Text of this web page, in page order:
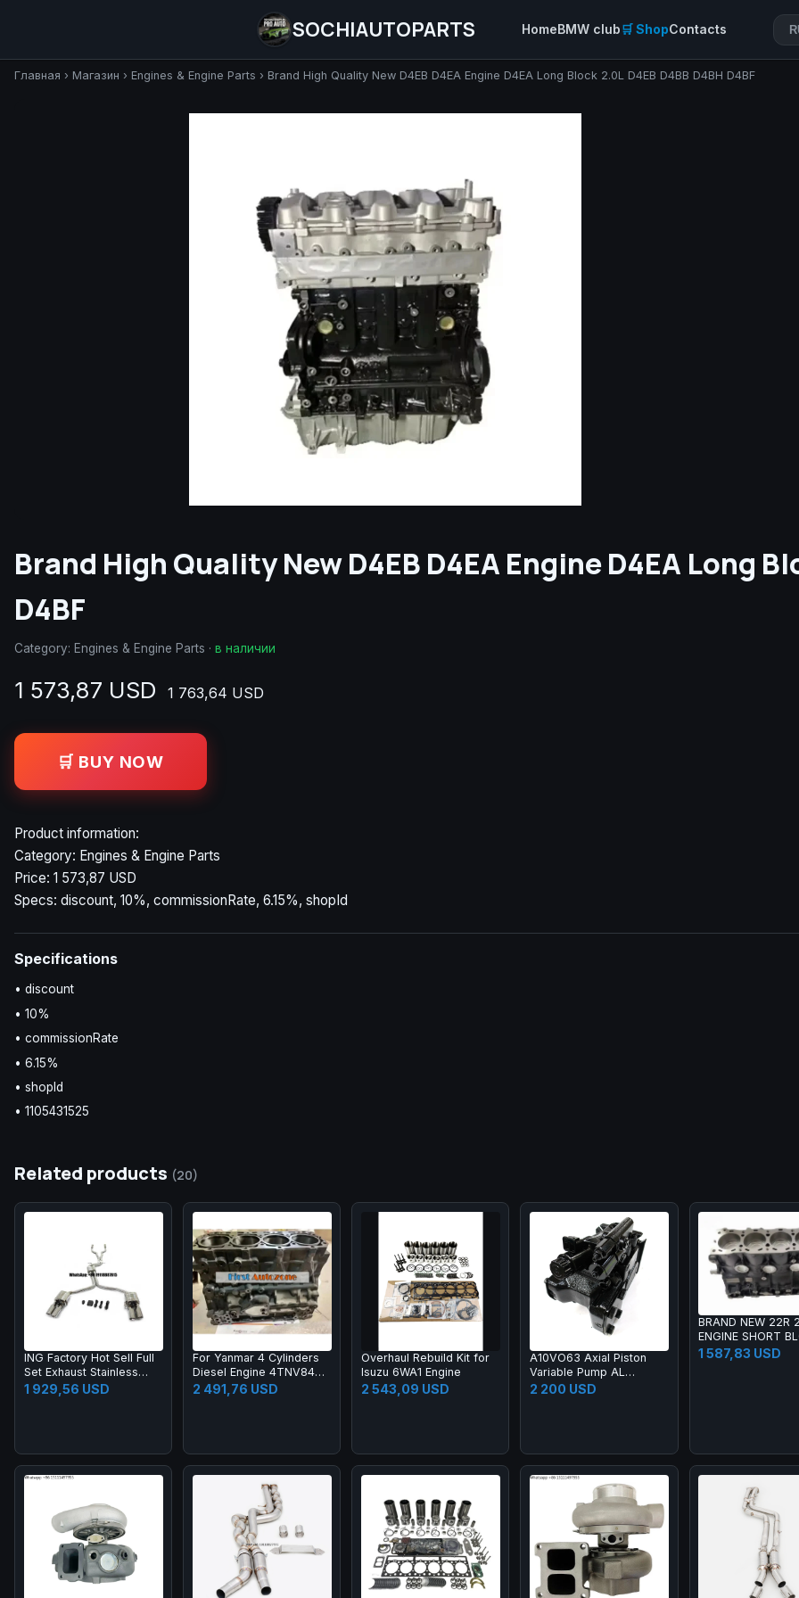
SOCHIAUTOPARTS HomeBMW club🛒 ShopContacts
Главная › Магазин › Engines & Engine Parts › Brand High Quality New D4EB D4EA Engine D4EA Long Block 2.0L D4EB D4BB D4BH D4BF
Brand High Quality New D4EB D4EA Engine D4EA Long
D4BF
Category: Engines & Engine Parts · в наличии
1 573,87 USD 1 763,64 USD
🛒 BUY NOW
Product information:
Category: Engines & Engine Parts
Price: 1 573,87 USD
Specs: discount, 10%, commissionRate, 6.15%, shopId
Specifications
• discount
• 10%
• commissionRate
• 6.15%
• shopId
• 1105431525
Related products (20)
ING Factory Hot Sell Full
Set Exhaust Stainless
Steel Catback and
Resonant Pipe Front
1 929,56 USD
For Yanmar 4 Cylinders
Diesel Engine 4TNV84
engine block
2 491,76 USD
Overhaul Rebuild Kit for
Isuzu 6WA1 Engine
2 543,09 USD
A10VO63 Axial Piston
Variable Pump AL
A10VO63EK1F1/52L-
2 200 USD
BRAND NEW 22R
ENGINE SHORT
2.4L for HILUX
CRESSIDA
1 587,83 USD